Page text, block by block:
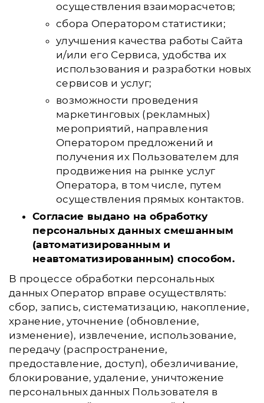
осуществления взаиморасчетов;
сбора Оператором статистики;
улучшения качества работы Сайта
и/или его Сервиса, удобства их
использования и разработки новых
сервисов и услуг;
возможности проведения
маркетинговых (рекламных)
мероприятий, направления
Оператором предложений и
получения их Пользователем для
продвижения на рынке услуг
Оператора, в том числе, путем
осуществления прямых контактов.
Согласие выдано на обработку
персональных данных смешанным
(автоматизированным и
неавтоматизированным) способом.
В процессе обработки персональных
данных Оператор вправе осуществлять:
сбор, запись, систематизацию, накопление,
хранение, уточнение (обновление,
изменение), извлечение, использование,
передачу (распространение,
предоставление, доступ), обезличивание,
блокирование, удаление, уничтожение
персональных данных Пользователя в